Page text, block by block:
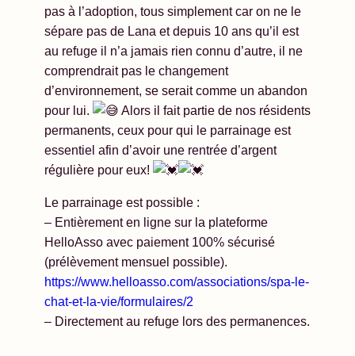
pas à l’adoption, tous simplement car on ne le
sépare pas de Lana et depuis 10 ans qu’il est
au refuge il n’a jamais rien connu d’autre, il ne
comprendrait pas le changement
d’environnement, se serait comme un abandon
pour lui.
Alors il fait partie de nos résidents
permanents, ceux pour qui le parrainage est
essentiel afin d’avoir une rentrée d’argent
régulière pour eux!
Le parrainage est possible :
– Entièrement en ligne sur la plateforme
HelloAsso avec paiement 100% sécurisé
(prélèvement mensuel possible).
https://www.helloasso.com/associations/spa-le-
chat-et-la-vie/formulaires/2
– Directement au refuge lors des permanences.